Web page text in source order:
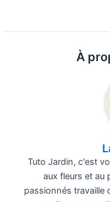
À
Tuto Jardin, c'est
aux fleurs et au
passionnés travaille